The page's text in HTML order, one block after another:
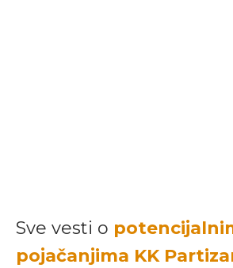
Sve vesti o
pojačanjima KK